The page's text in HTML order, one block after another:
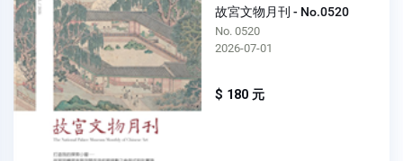
故宮文物月刊 - No.0520
No. 0520
2026-07-01
$ 180 元